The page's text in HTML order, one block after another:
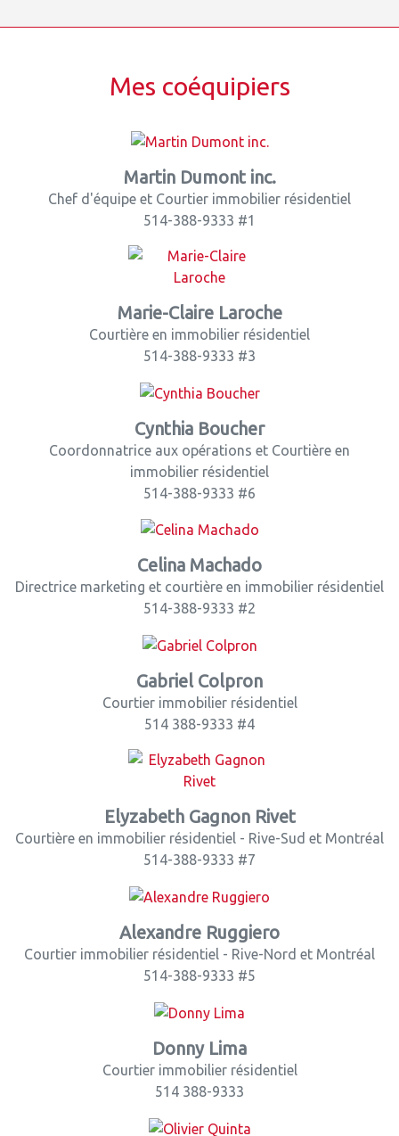
Mes coéquipiers
Martin Dumont inc.
Chef d'équipe et Courtier immobilier résidentiel
514-388-9333 #1
Marie-Claire Laroche
Courtière en immobilier résidentiel
514-388-9333 #3
Cynthia Boucher
Coordonnatrice aux opérations et Courtière en
immobilier résidentiel
514-388-9333 #6
Celina Machado
Directrice marketing et courtière en immobilier résidentiel
514-388-9333 #2
Gabriel Colpron
Courtier immobilier résidentiel
514 388-9333 #4
Elyzabeth Gagnon Rivet
Courtière en immobilier résidentiel - Rive-Sud et Montréal
514-388-9333 #7
Alexandre Ruggiero
Courtier immobilier résidentiel - Rive-Nord et Montréal
514-388-9333 #5
Donny Lima
Courtier immobilier résidentiel
514 388-9333